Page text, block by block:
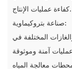
كفاءة عمليات الإنتاج.
صناعة بتروكيماوية:
المختلفة في